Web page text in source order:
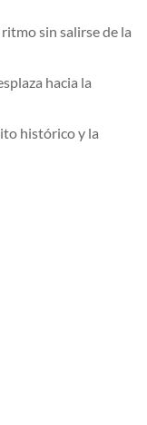
sin salirse de la
hacia la
histórico y la